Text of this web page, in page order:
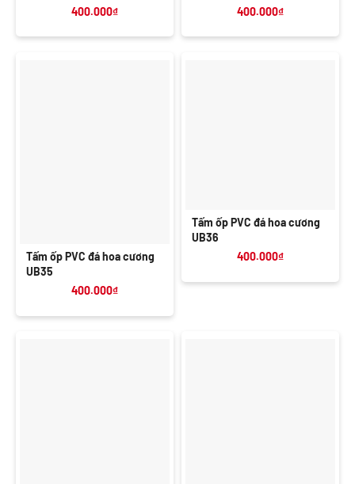
400.000₫
400.000₫
Tấm ốp PVC đá hoa cương
UB35
400.000₫
Tấm ốp PVC đá hoa cương
UB36
400.000₫